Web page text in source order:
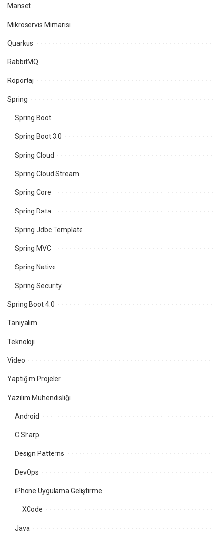
Manset
Mikroservis Mimarisi
Quarkus
RabbitMQ
Röportaj
Spring
Spring Boot
Spring Boot 3.0
Spring Cloud
Spring Cloud Stream
Spring Core
Spring Data
Spring Jdbc Template
Spring MVC
Spring Native
Spring Security
Spring Boot 4.0
Tanıyalım
Teknoloji
Video
Yaptığım Projeler
Yazılım Mühendisliği
Android
C Sharp
Design Patterns
DevOps
iPhone Uygulama Geliştirme
XCode
Java